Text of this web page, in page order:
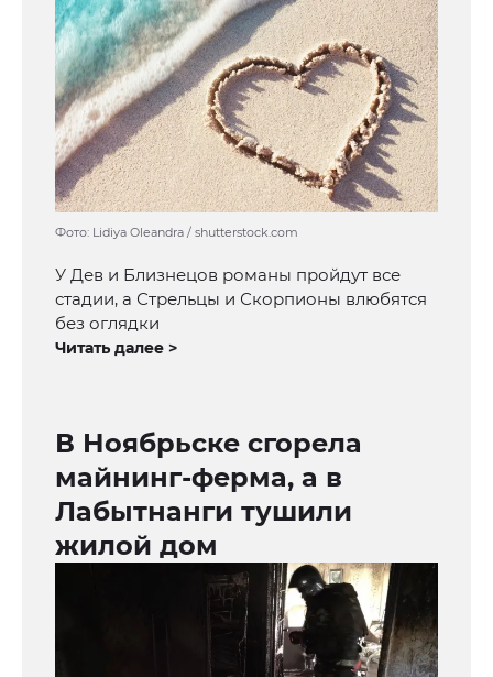
Фото: Lidiya Oleandra / shutterstock.com
У Дев и Близнецов романы пройдут все
стадии, а Стрельцы и Скорпионы влюбятся
без оглядки
Читать далее >
В Ноябрьске сгорела
майнинг-ферма, а в
Лабытнанги тушили
жилой дом